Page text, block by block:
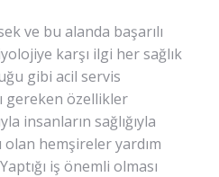
ve bu alanda başarılı
karşı ilgi her sağlık
gibi acil servis
gereken özellikler
insanların sağlığıyla
olan hemşireler yardım
iş önemli olması